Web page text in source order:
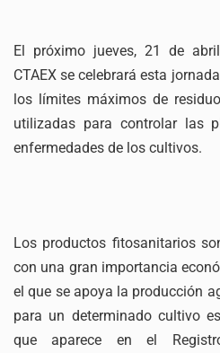
El próximo jueves, 21 de
CTAEX se celebrará esta
los límites máximos de
utilizadas para controlar las
enfermedades de los cultivos.
Los productos fitosanitarios
con una gran importancia
el que se apoya la producción
para un determinado cultivo
que aparece en el